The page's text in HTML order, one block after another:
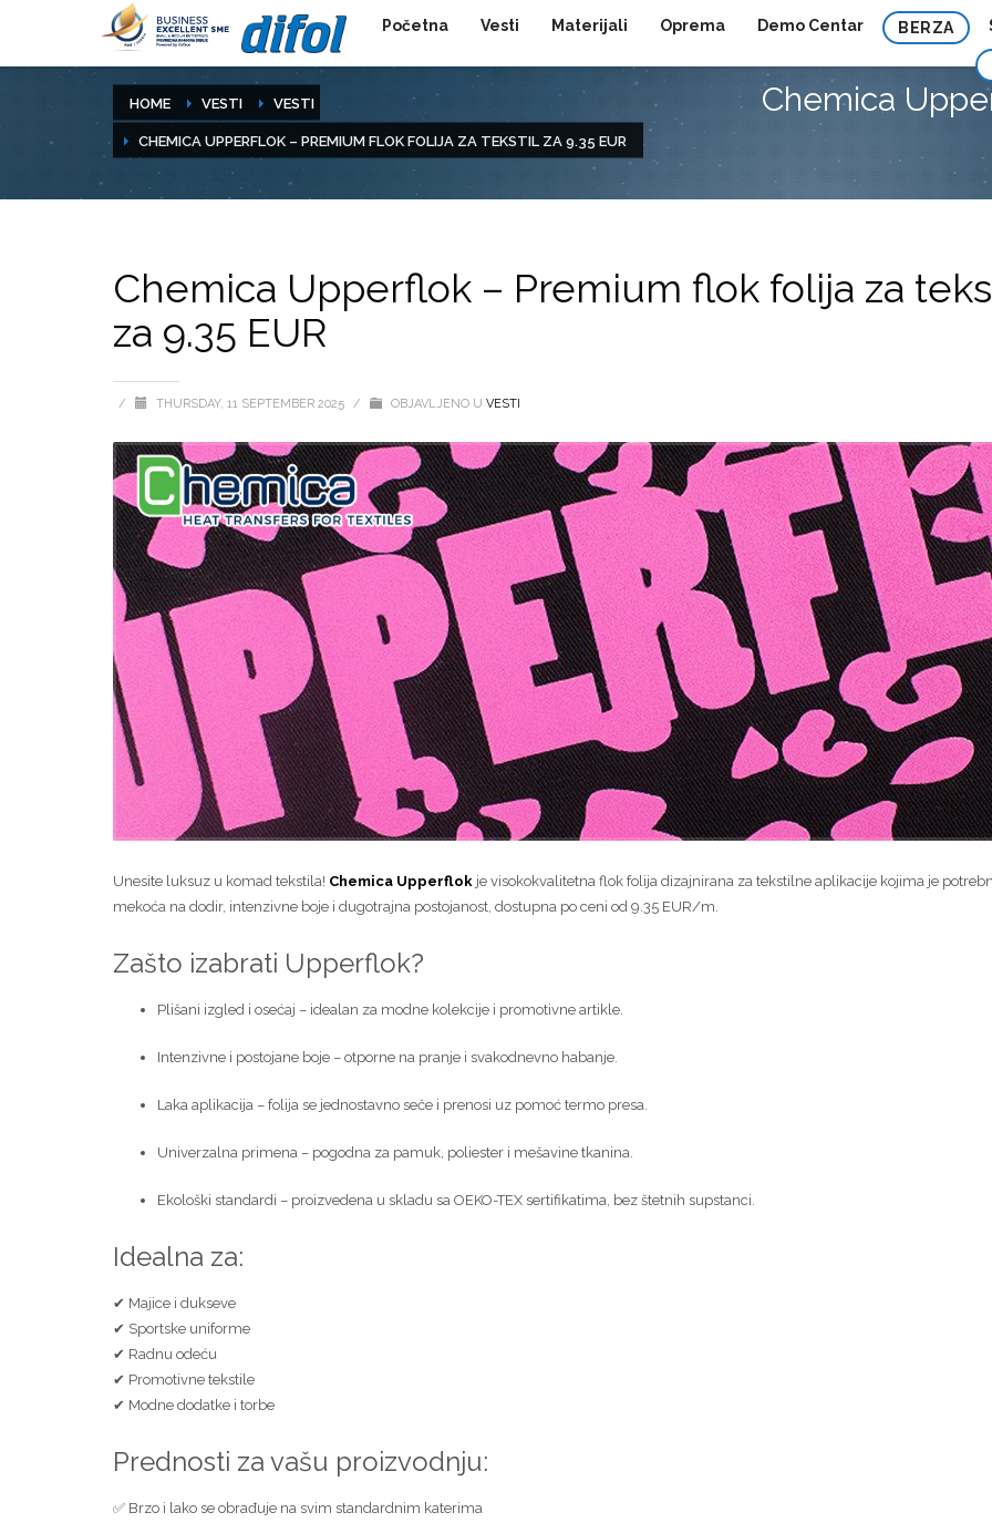
Početna Vesti Materijali Oprema Demo Centar BERZA
HOME VESTI VESTI
CHEMICA UPPERFLOK – PREMIUM FLOK FOLIJA ZA TEKSTIL ZA 9.35 EUR
Chemica
Chemica Upperflok – Premium flok folija za
za 9.35 EUR
/ THURSDAY, 11 SEPTEMBER 2025 / OBJAVLJENO U VESTI
Unesite luksuz u komad tekstila! Chemica Upperflok je visokokvalitetna flok folija dizajnirana za tekstilne aplikacije kojima je
mekoća na dodir, intenzivne boje i dugotrajna postojanost, dostupna po ceni od 9.35 EUR/m.
Zašto izabrati Upperflok?
Plišani izgled i osećaj – idealan za modne kolekcije i promotivne artikle.
Intenzivne i postojane boje – otporne na pranje i svakodnevno habanje.
Laka aplikacija – folija se jednostavno seče i prenosi uz pomoć termo presa.
Univerzalna primena – pogodna za pamuk, poliester i mešavine tkanina.
Ekološki standardi – proizvedena u skladu sa OEKO-TEX sertifikatima, bez štetnih supstanci.
Idealna za:
✔ Majice i dukseve
✔ Sportske uniforme
✔ Radnu odeću
✔ Promotivne tekstile
✔ Modne dodatke i torbe
Prednosti za vašu proizvodnju:
✅ Brzo i lako se obrađuje na svim standardnim katerima